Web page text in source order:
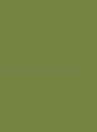
habilitados da área da saúde. Possui caráter
área da saúde, mediante as necessidades individuais
da saúde e não deve ser veiculada em